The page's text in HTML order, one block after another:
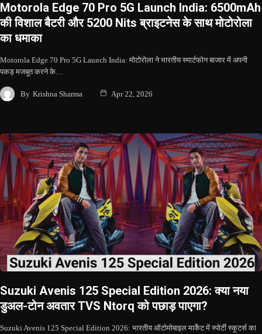
Motorola Edge 70 Pro 5G Launch India: 6500mAh
की विशाल बैटरी और 5200 Nits ब्राइटनेस के साथ मोटोरोला
का धमाका
Motorola Edge 70 Pro 5G Launch India: मोटोरोला ने भारतीय स्मार्टफोन बाजार में अपनी
पकड़ मजबूत करने के…
By Krishna Sharma Apr 22, 2026
Suzuki Avenis 125 Special Edition 2026: क्या नया
डुअल-टोन अवतार TVS Ntorq को पछाड़ पाएगा?
Suzuki Avenis 125 Special Edition 2026: भारतीय ऑटोमोबाइल मार्केट में स्पोर्टी स्कूटर्स का